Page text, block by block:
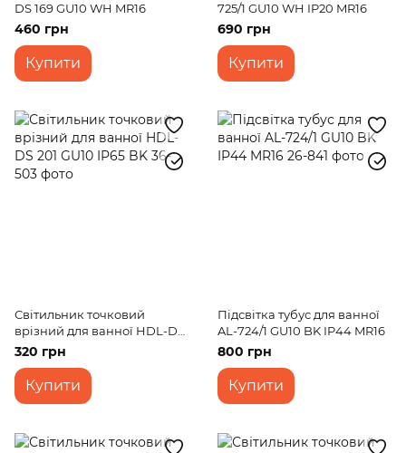
DS 169 GU10 WH MR16
460 грн
Купити
725/1 GU10 WH IP20 MR16
690 грн
Купити
Світильник точковий
врізний для ванної HDL-DS
201 GU10 IP65 BK
320 грн
Купити
Підсвітка тубус для ванної
AL-724/1 GU10 BK IP44 MR16
800 грн
Купити